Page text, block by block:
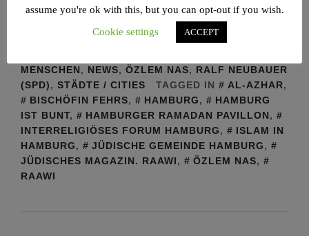
BISCHÖFIN KIRSTEN FEHRS
MENSCHEN, NEWS, ÖZLEM NAS, RALF NEUBAUER
(SPD), STÄDTE / CITIES TAGGED IN AL-AZHAR,
BISCHÖFIN FEHRS, HAMBURG,
HAMBURG
IST BUNT, HAMBURGER RAMADAN PAVILLON,
INTERRELIGIÖSES FORUM HAMBURG,
ISLAM IN
HAMBURG, JÜDISCHE GEMEINDE HAMBURG,
JÜDISCHES MAGAZIN. RAAWI, ÖZLEM NAS,
RAAWI
assume you're ok with this, but you can opt-out if you wish.
Cookie settings
ACCEPT